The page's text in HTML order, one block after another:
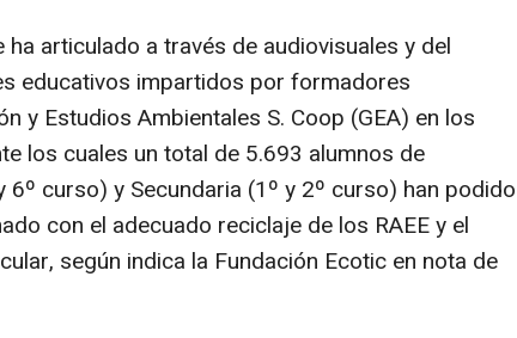
articulado a través de audiovisuales y del
educativos impartidos por formadores
y Estudios Ambientales S. Coop (GEA) en los
los cuales un total de 5.693 alumnos de
6º curso) y Secundaria (1º y 2º curso) han podido
con el adecuado reciclaje de los RAEE y el
según indica la Fundación Ecotic en nota de